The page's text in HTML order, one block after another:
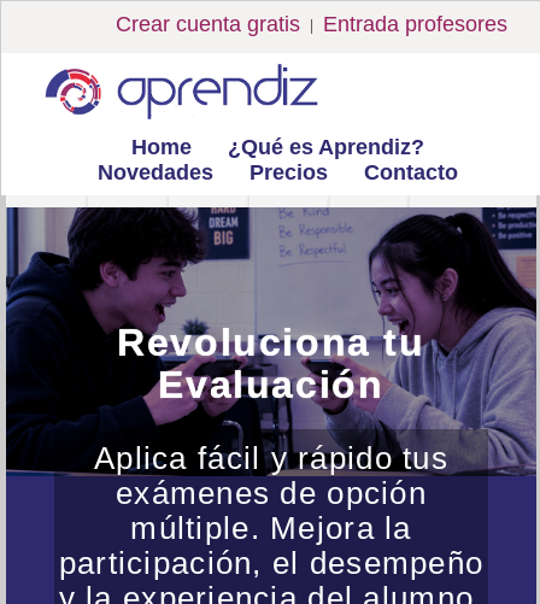
Crear cuenta gratis | Entrada profesores
Home
¿Qué es Aprendiz?
Novedades
Precios Contacto
Revoluciona tu
Evaluación
Aplica fácil y rápido tus
exámenes de opción
múltiple. Mejora la
participación, el desempeño